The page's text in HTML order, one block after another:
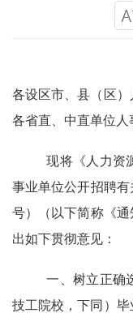
各设区市、县（区）
各省直、中直单位人
现将 《 人力资
事业单位公开招聘有
号） （以下简称《
出如下贯彻意见 ：
一、树立正确
技工院校，下同）